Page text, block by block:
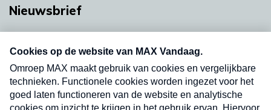
Nieuwsbrief
nieuwsbrief. Elke vrijdag- en dinsdagochtend in
uw mailbox.
Verzend